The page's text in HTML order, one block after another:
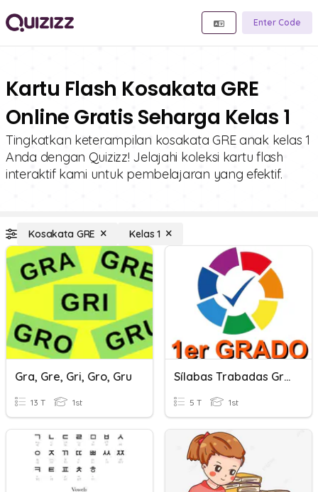
Enter Code
Kartu Flash Kosakata GRE
Online Gratis Seharga Kelas 1
Tingkatkan keterampilan kosakata GRE anak kelas 1
Anda dengan Quizizz! Jelajahi koleksi kartu flash
interaktif kami untuk pembelajaran yang efektif.
Kosakata GRE Kelas 1
Gra, Gre, Gri, Gro, Gru
13 T 1st
Sílabas Trabadas Gra-Gre-Gri-Gro-Gru
5 T 1st